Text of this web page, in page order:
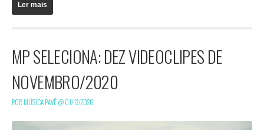
Ler mais
MP SELECIONA: DEZ VIDEOCLIPES DE
NOVEMBRO/2020
POR MÚSICA PAVÊ @01/12/2020